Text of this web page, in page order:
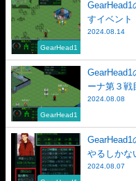
GearHead1
GearHead1
すイベント
2024.08.14
GearHead1
GearHead1
ーナ第３戦
2024.08.08
GearHead1
やるしかな
2024.08.07